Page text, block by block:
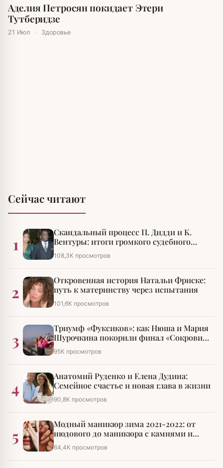
Аделия Петросян покидает Этери
Тутберидзе
21 Июл · Здоровье
Сейчас читают
1
Скандальный процесс П. Дидди и К.
Вентуры: итоги громкого судебного
разбирательства
108,3К просмотров
2
Откровенная история Натальи Фриске:
путь к материнству через испытания
101,6К просмотров
3
Триумф «Фуксиков»: как Нюша и Мария
Шурочкина покорили финал «Сокровищ
императора»
95К просмотров
4
Анатомий Руденко и Елена Дудина:
Семейное счастье и новая глава в жизни
90,8К просмотров
5
Модный маникюр зима 2021-2022: от
нюдового до маникюра с камнями и
стразами
64,4К просмотров